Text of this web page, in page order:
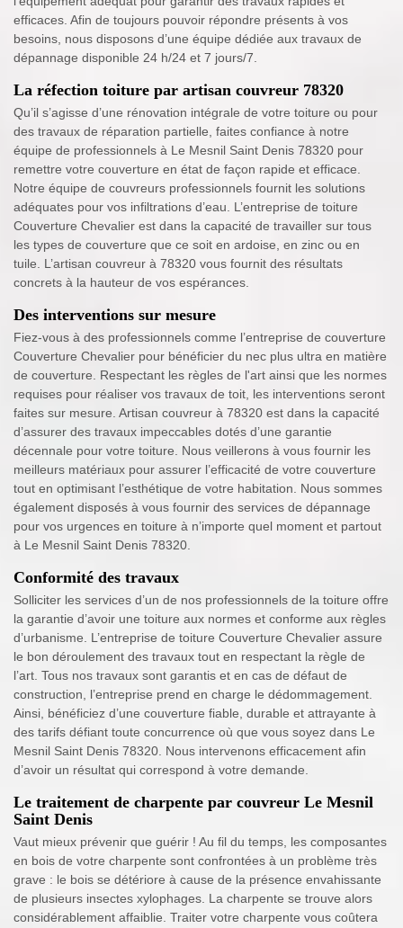
efficaces. Afin de toujours pouvoir répondre présents à vos
besoins, nous disposons d’une équipe dédiée aux travaux de
dépannage disponible 24 h/24 et 7 jours/7.
La réfection toiture par artisan couvreur 78320
Qu’il s’agisse d’une rénovation intégrale de votre toiture ou pour
des travaux de réparation partielle, faites confiance à notre
équipe de professionnels à Le Mesnil Saint Denis 78320 pour
remettre votre couverture en état de façon rapide et efficace.
Notre équipe de couvreurs professionnels fournit les solutions
adéquates pour vos infiltrations d’eau. L’entreprise de toiture
Couverture Chevalier est dans la capacité de travailler sur tous
les types de couverture que ce soit en ardoise, en zinc ou en
tuile. L’artisan couvreur à 78320 vous fournit des résultats
concrets à la hauteur de vos espérances.
Des interventions sur mesure
Fiez-vous à des professionnels comme l’entreprise de couverture
Couverture Chevalier pour bénéficier du nec plus ultra en matière
de couverture. Respectant les règles de l'art ainsi que les normes
requises pour réaliser vos travaux de toit, les interventions seront
faites sur mesure. Artisan couvreur à 78320 est dans la capacité
d’assurer des travaux impeccables dotés d’une garantie
décennale pour votre toiture. Nous veillerons à vous fournir les
meilleurs matériaux pour assurer l’efficacité de votre couverture
tout en optimisant l’esthétique de votre habitation. Nous sommes
également disposés à vous fournir des services de dépannage
pour vos urgences en toiture à n’importe quel moment et partout
à Le Mesnil Saint Denis 78320.
Conformité des travaux
Solliciter les services d’un de nos professionnels de la toiture offre
la garantie d’avoir une toiture aux normes et conforme aux règles
d’urbanisme. L’entreprise de toiture Couverture Chevalier assure
le bon déroulement des travaux tout en respectant la règle de
l’art. Tous nos travaux sont garantis et en cas de défaut de
construction, l’entreprise prend en charge le dédommagement.
Ainsi, bénéficiez d’une couverture fiable, durable et attrayante à
des tarifs défiant toute concurrence où que vous soyez dans Le
Mesnil Saint Denis 78320. Nous intervenons efficacement afin
d’avoir un résultat qui correspond à votre demande.
Le traitement de charpente par couvreur Le Mesnil
Saint Denis
Vaut mieux prévenir que guérir ! Au fil du temps, les composantes
en bois de votre charpente sont confrontées à un problème très
grave : le bois se détériore à cause de la présence envahissante
de plusieurs insectes xylophages. La charpente se trouve alors
considérablement affaiblie. Traiter votre charpente vous coûtera